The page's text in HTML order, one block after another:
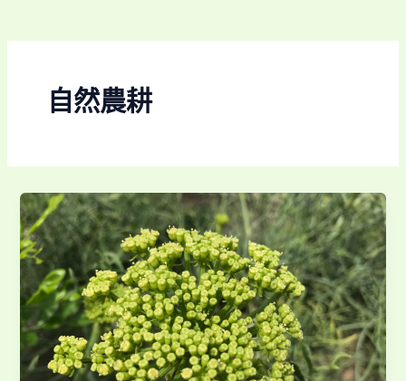
自然農耕